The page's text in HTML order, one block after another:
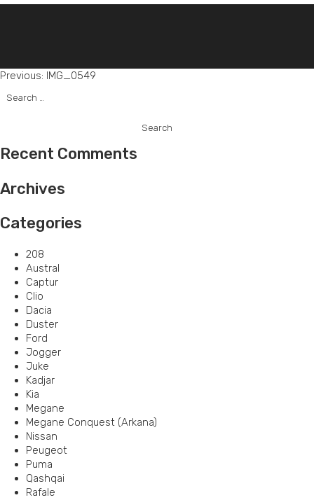
Post
navigation
Previous: IMG_0549
for:
Recent Comments
Archives
Categories
208
Austral
Captur
Clio
Dacia
Duster
Ford
Jogger
Juke
Kadjar
Kia
Megane
Megane Conquest (Arkana)
Nissan
Peugeot
Puma
Qashqai
Rafale